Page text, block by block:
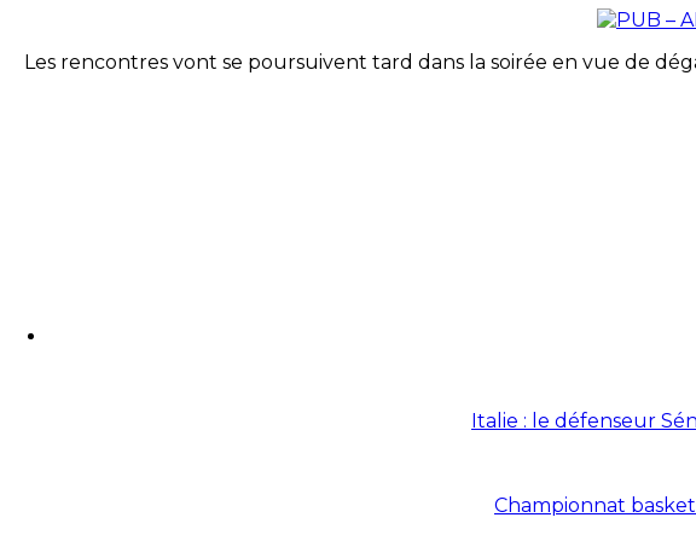
Les rencontres vont se poursuivent tard dans la soirée en vue de
Italie : le défenseur
Championnat